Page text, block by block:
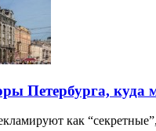
Петербурга, куда
как